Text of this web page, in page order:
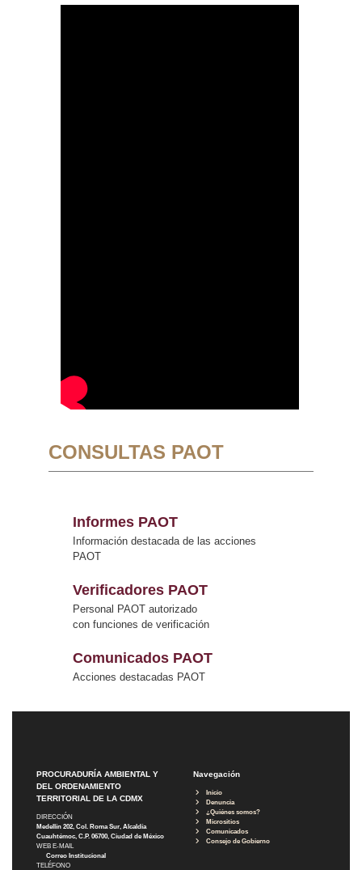
CONSULTAS PAOT
Informes PAOT
Información destacada de las acciones
PAOT
Verificadores PAOT
Personal PAOT autorizado
con funciones de verificación
Comunicados PAOT
Acciones destacadas PAOT
PROCURADURÍA AMBIENTAL Y
DEL ORDENAMIENTO
TERRITORIAL DE LA CDMX
DIRECCIÓN
Medellín 202, Col. Roma Sur, Alcaldía
Cuauhtémoc, C.P. 06700, Ciudad de México
WEB E-MAIL
Correo Institucional
TELÉFONO
Navegación
Inicio
Denuncia
¿Quiénes somos?
Micrositios
Comunicados
Consejo de Gobierno